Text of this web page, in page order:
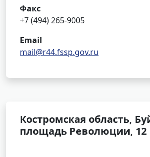
Факс
+7 (494) 265-9005
Email
mail@r44.fssp.gov.ru
Костромская область,
площадь Революции, 12